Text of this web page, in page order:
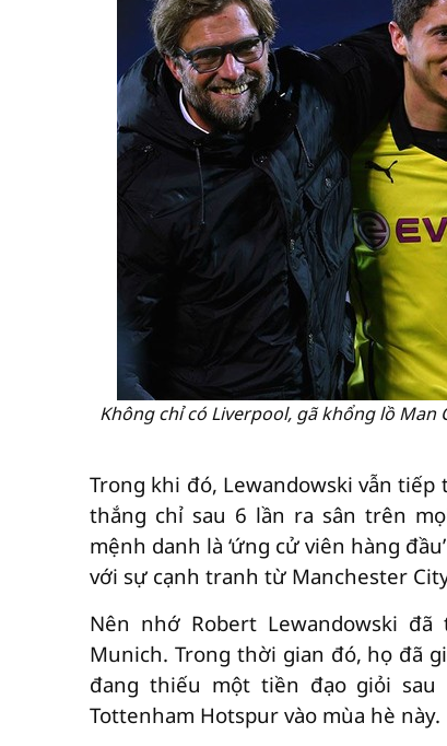
Không chỉ có Liverpool, gã khổng lồ Man
Trong khi đó, Lewandowski vẫn
thắng chỉ sau 6 lần ra sân trên
mệnh danh là ‘ứng cử viên hàng
với sự cạnh tranh từ Manchester
Nên nhớ Robert Lewandowski
Munich. Trong thời gian đó, họ đã
đang thiếu một tiền đạo giỏi
Tottenham Hotspur vào mùa hè này.